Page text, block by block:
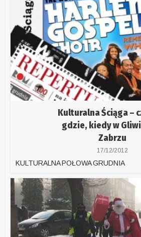
Kulturalna Ściąga –
gdzie, kiedy w
Zabrzu
17/12/2012
KULTURALNA POŁOWA GRUDNIA